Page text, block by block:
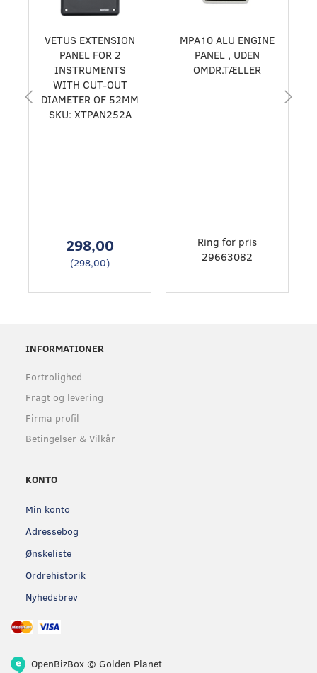
VETUS EXTENSION
PANEL FOR 2
INSTRUMENTS
WITH CUT-OUT
DIAMETER OF 52MM
SKU: XTPAN252A
298,00
(298,00)
MPA10 ALU ENGINE
PANEL , UDEN
OMDR.TÆLLER
Ring for pris
29663082
INFORMATIONER
Fortrolighed
Fragt og levering
Firma profil
Betingelser & Vilkår
KONTO
Min konto
Adressebog
Ønskeliste
Ordrehistorik
Nyhedsbrev
OpenBizBox © Golden Planet